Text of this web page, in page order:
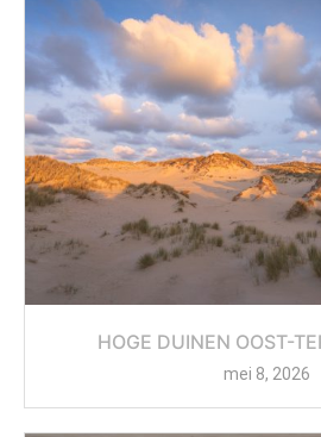
HOGE DUINEN OOST-
mei 8, 2026